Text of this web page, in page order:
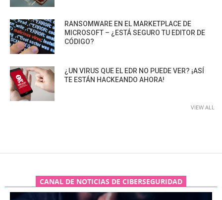
RANSOMWARE EN EL MARKETPLACE DE
MICROSOFT – ¿ESTÁ SEGURO TU EDITOR DE
CÓDIGO?
¿UN VIRUS QUE EL EDR NO PUEDE VER? ¡ASÍ
TE ESTÁN HACKEANDO AHORA!
VIEW ALL
CANAL DE NOTICIAS DE CIBERSEGURIDAD